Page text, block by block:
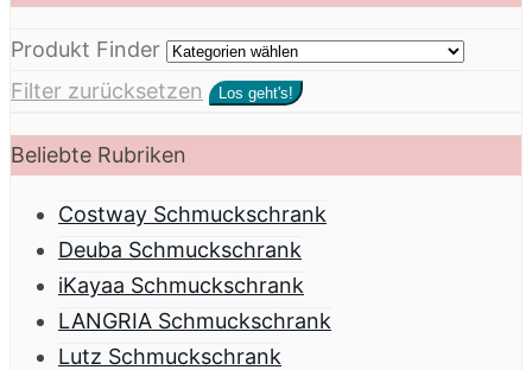
Produkt Finder
Filter zurücksetzen
Los geht's!
Beliebte Rubriken
Costway Schmuckschrank
Deuba Schmuckschrank
iKayaa Schmuckschrank
LANGRIA Schmuckschrank
Lutz Schmuckschrank